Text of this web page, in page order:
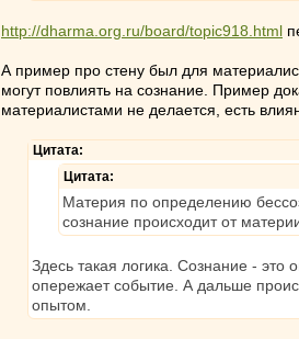
http://dharma.org.ru/board/topic918.html
А пример про стену был для
могут повлиять на сознание. Пример
материалистами не делается, есть
Цитата:
Цитата:
Материя по определению
сознание происходит от
Здесь такая логика. Сознание -
опережает событие. А дальше
опытом.